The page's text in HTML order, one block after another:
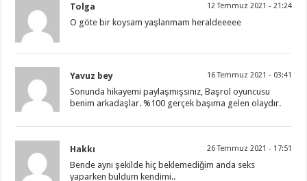
Tolga 12 Temmuz 2021 - 21:24
O göte bir koysam yaşlanmam heraldeeeee
Yavuz bey 16 Temmuz 2021 - 03:41
Sonunda hikayemi paylaşmışsınız, Başrol oyuncusu
benim arkadaşlar. %100 gerçek başıma gelen olaydır.
Hakkı 26 Temmuz 2021 - 17:51
Bende aynı şekilde hiç beklemediğim anda seks
yaparken buldum kendimi..